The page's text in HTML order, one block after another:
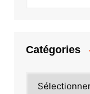
Catégories